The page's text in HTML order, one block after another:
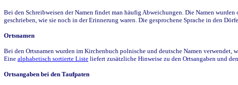
Bei den Schreibweisen der Namen findet man häufig Abweichungen. Die Namen
geschrieben, wie sie noch in der Erinnerung waren. Die gesprochene Sprache in den
Ortsnamen
Bei den Ortsnamen wurden im Kirchenbuch polnische und deutsche Namen verwendet,
Eine alphabetisch sortierte Liste liefert zusätzliche Hinweise zu den Ortsangaben und
Ortsangaben bei den Taufpaten